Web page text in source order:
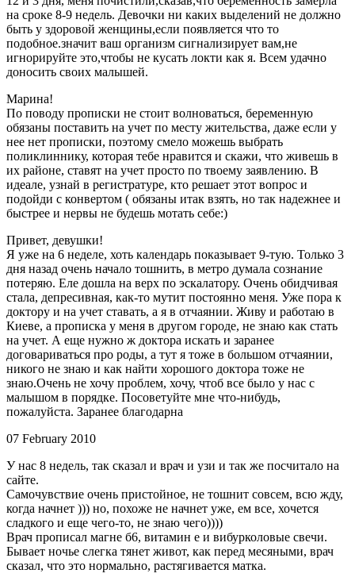
на сроке 8-9 недель. Девочки ни каких выделений не должно
быть у здоровой женщины,если появляется что то
подобное.значит ваш организм сигнализирует вам,не
игнорируйте это,чтобы не кусать локти как я. Всем удачно
доносить своих малышей.
Марина!
По поводу прописки не стоит волноваться, беременную
обязаны поставить на учет по месту жительства, даже если у
нее нет прописки, поэтому смело можешь выбрать
поликлиннику, которая тебе нравится и скажи, что живешь в
их районе, ставят на учет просто по твоему заявлению. В
идеале, узнай в регистратуре, кто решает этот вопрос и
подойди с конвертом ( обязаны итак взять, но так надежнее и
быстрее и нервы не будешь мотать себе:)
Привет, девушки!
Я уже на 6 неделе, хоть календарь показывает 9-тую. Только 3
дня назад очень начало тошнить, в метро думала сознание
потеряю. Еле дошла на верх по эскалатору. Очень обидчивая
стала, депресивная, как-то мутит постоянно меня. Уже пора к
доктору и на учет ставать, а я в отчаянии. Живу и работаю в
Киеве, а прописка у меня в другом городе, не знаю как стать
на учет. А еще нужно ж доктора искать и заранее
договариваться про роды, а тут я тоже в большом отчаянии,
никого не знаю и как найти хорошого доктора тоже не
знаю.Очень не хочу проблем, хочу, чтоб все было у нас с
малышом в порядке. Посоветуйте мне что-нибудь,
пожалуйста. Заранее благодарна
07 February 2010
У нас 8 недель, так сказал и врач и узи и так же посчитало на
сайте.
Самочувствие очень пристойное, не тошнит совсем, всю жду,
когда начнет ))) но, похоже не начнет уже, ем все, хочется
сладкого и еще чего-то, не знаю чего))))
Врач прописал магне б6, витамин е и вибурколовые свечи.
Бывает ночье слегка тянет живот, как перед месяными, врач
сказал, что это нормально, растягивается матка.